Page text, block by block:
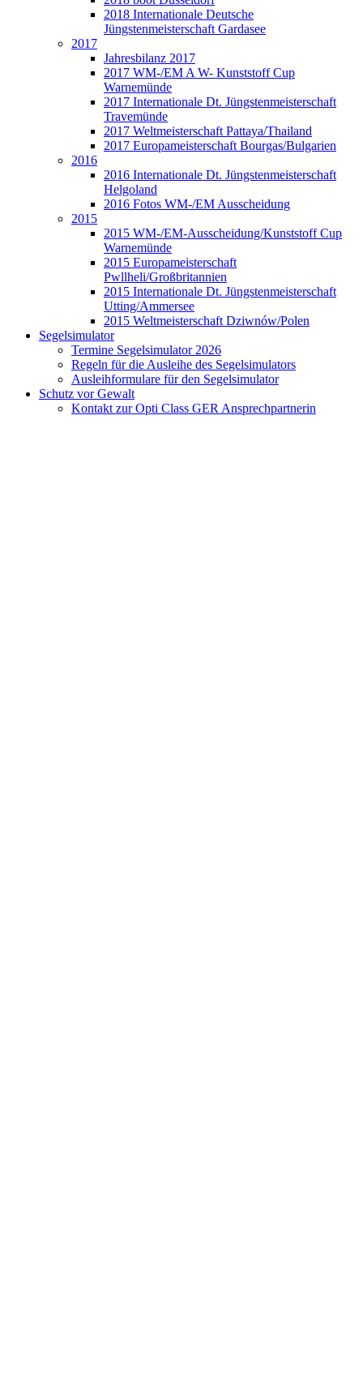
2018 Internationale Deutsche
Jüngstenmeisterschaft Gardasee
2017
Jahresbilanz 2017
2017 WM-/EM A W- Kunststoff Cup
Warnemünde
2017 Internationale Dt. Jüngstenmeisterschaft
Travemünde
2017 Weltmeisterschaft Pattaya/Thailand
2017 Europameisterschaft Bourgas/Bulgarien
2016
2016 Internationale Dt. Jüngstenmeisterschaft
Helgoland
2016 Fotos WM-/EM Ausscheidung
2015
2015 WM-/EM-Ausscheidung/Kunststoff Cup
Warnemünde
2015 Europameisterschaft
Pwllheli/Großbritannien
2015 Internationale Dt. Jüngstenmeisterschaft
Utting/Ammersee
2015 Weltmeisterschaft Dziwnów/Polen
Segelsimulator
Termine Segelsimulator 2026
Regeln für die Ausleihe des Segelsimulators
Ausleihformulare für den Segelsimulator
Schutz vor Gewalt
Kontakt zur Opti Class GER Ansprechpartnerin